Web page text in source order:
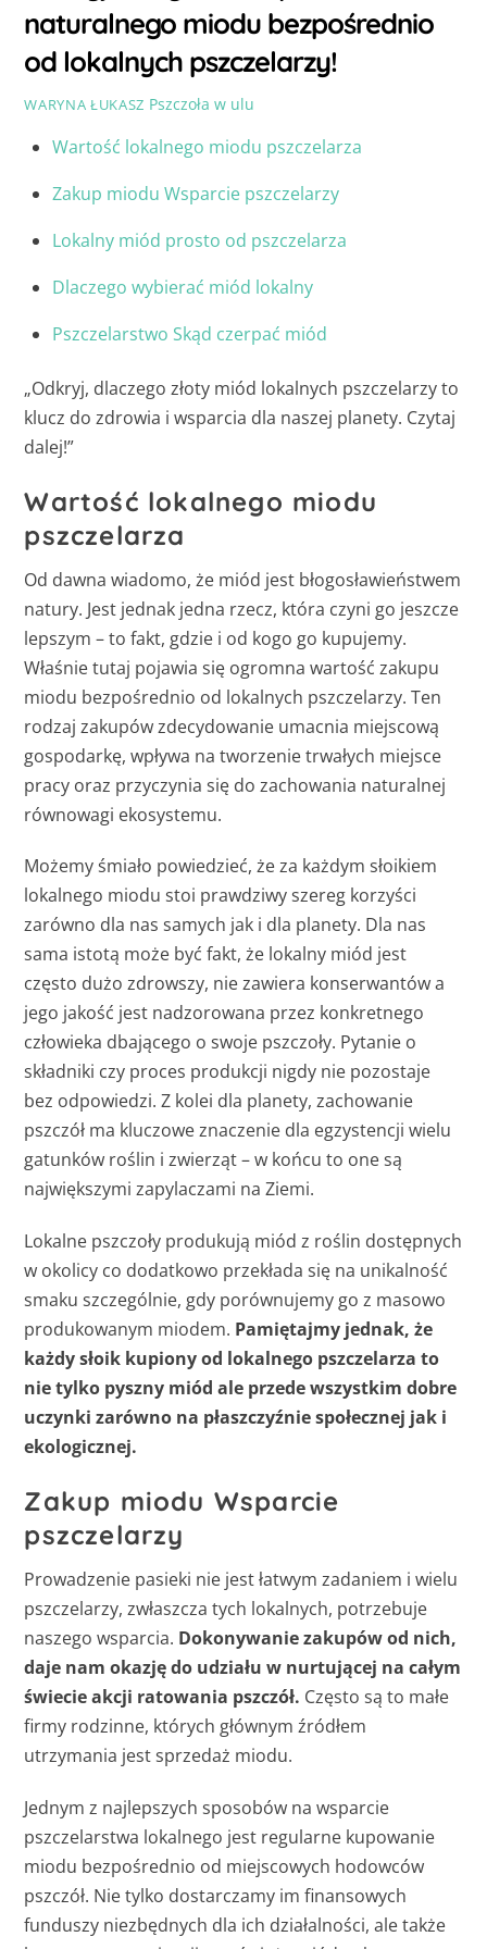
naturalnego miodu bezpośrednio
od lokalnych pszczelarzy!
WARYNA ŁUKASZ Pszczoła w ulu
Wartość lokalnego miodu pszczelarza
Zakup miodu Wsparcie pszczelarzy
Lokalny miód prosto od pszczelarza
Dlaczego wybierać miód lokalny
Pszczelarstwo Skąd czerpać miód
„Odkryj, dlaczego złoty miód lokalnych pszczelarzy to
klucz do zdrowia i wsparcia dla naszej planety. Czytaj
dalej!”
Wartość lokalnego miodu
pszczelarza
Od dawna wiadomo, że miód jest błogosławieństwem
natury. Jest jednak jedna rzecz, która czyni go jeszcze
lepszym – to fakt, gdzie i od kogo go kupujemy.
Właśnie tutaj pojawia się ogromna wartość zakupu
miodu bezpośrednio od lokalnych pszczelarzy. Ten
rodzaj zakupów zdecydowanie umacnia miejscową
gospodarkę, wpływa na tworzenie trwałych miejsce
pracy oraz przyczynia się do zachowania naturalnej
równowagi ekosystemu.
Możemy śmiało powiedzieć, że za każdym słoikiem
lokalnego miodu stoi prawdziwy szereg korzyści
zarówno dla nas samych jak i dla planety. Dla nas
sama istotą może być fakt, że lokalny miód jest
często dużo zdrowszy, nie zawiera konserwantów a
jego jakość jest nadzorowana przez konkretnego
człowieka dbającego o swoje pszczoły. Pytanie o
składniki czy proces produkcji nigdy nie pozostaje
bez odpowiedzi. Z kolei dla planety, zachowanie
pszczół ma kluczowe znaczenie dla egzystencji wielu
gatunków roślin i zwierząt – w końcu to one są
największymi zapylaczami na Ziemi.
Lokalne pszczoły produkują miód z roślin dostępnych
w okolicy co dodatkowo przekłada się na unikalność
smaku szczególnie, gdy porównujemy go z masowo
produkowanym miodem. Pamiętajmy jednak, że
każdy słoik kupiony od lokalnego pszczelarza to
nie tylko pyszny miód ale przede wszystkim dobre
uczynki zarówno na płaszczyźnie społecznej jak i
ekologicznej.
Zakup miodu Wsparcie
pszczelarzy
Prowadzenie pasieki nie jest łatwym zadaniem i wielu
pszczelarzy, zwłaszcza tych lokalnych, potrzebuje
naszego wsparcia. Dokonywanie zakupów od nich,
daje nam okazję do udziału w nurtującej na całym
świecie akcji ratowania pszczół. Często są to małe
firmy rodzinne, których głównym źródłem
utrzymania jest sprzedaż miodu.
Jednym z najlepszych sposobów na wsparcie
pszczelarstwa lokalnego jest regularne kupowanie
miodu bezpośrednio od miejscowych hodowców
pszczół. Nie tylko dostarczamy im finansowych
funduszy niezbędnych dla ich działalności, ale także